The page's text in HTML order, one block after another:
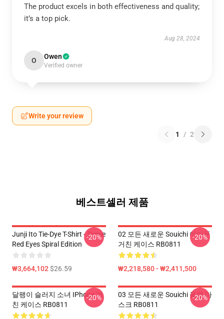
The product excels in both effectiveness and quality;
it’s a top pick.
Aug 28, 2024
O Owen
Verified owner
Write your review
1 / 2
베스트셀러 제품
Junji Ito Tie-Dye T-Shirt - Tomie
Red Eyes Spiral Edition
₩3,664,102$26.59
-20%
02 모든 새로운 Souichi 아이폰
거친 케이스 RB0811
₩2,218,580 - ₩2,411,500
-20%
달팽이 슬러지 소녀 IPhone 거
친 케이스 RB0811
-20%
03 모든 새로운 Souichi 플랫 마
스크 RB0811
-20%